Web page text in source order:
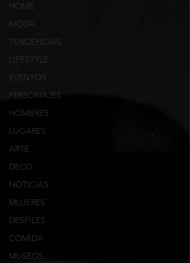
HOME
MODA
TENDENCIAS
LIFESTYLE
EVENTOS
PERSONAJES
HOMBRES
LUGARES
ARTE
DECO
NOTICIAS
MUJERES
DESFILES
COMIDA
MUSEOS